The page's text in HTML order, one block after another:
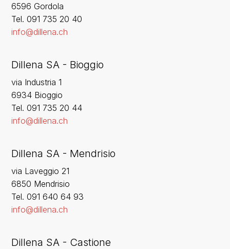
6596 Gordola
‍Tel. 091 735 20 40
info@dillena.ch
Dillena SA - Bioggio
via Industria 1
6934 Bioggio
Tel. 091 735 20 44
info@dillena.ch
Dillena SA - Mendrisio
via Laveggio 21
6850 Mendrisio
Tel. 091 640 64 93
info@dillena.ch
Dillena SA - Castione